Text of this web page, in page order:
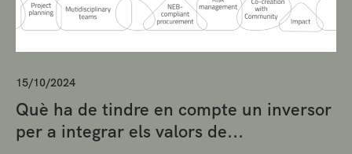
15/10/2024
Què ha de tindre en compte un inversor
per a integrar els valors de...